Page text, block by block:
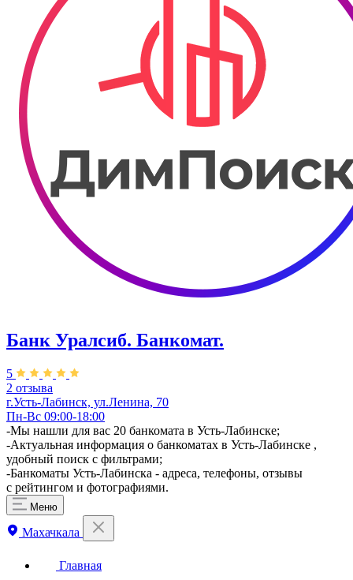
Банк Уралсиб. Банкомат.
5
2 отзыва
г.Усть-Лабинск, ул.​​Ленина, 70
Пн-Вс 09:00-18:00
-Мы нашли для вас 20 банкомата в Усть-Лабинске;
-Актуальная информация о банкоматах в Усть-Лабинске ,
удобный поиск с фильтрами;
-Банкоматы Усть-Лабинска - адреса, телефоны, отзывы
с рейтингом и фотографиями.
Меню
Махачкала
Главная